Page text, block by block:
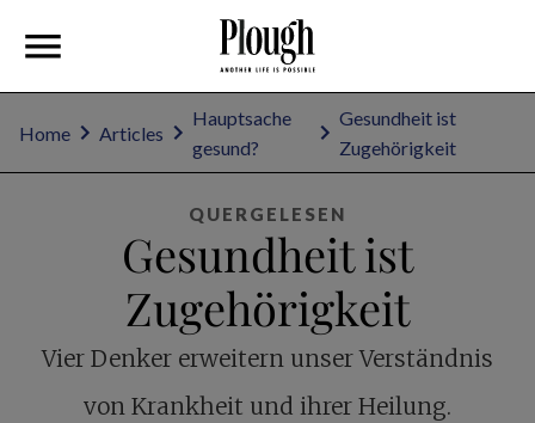
Home Articles
Hauptsache
gesund?
Gesundheit ist
Zugehörigkeit
QUERGELESEN
Gesundheit ist
Zugehörigkeit
Vier Denker erweitern unser Verständnis
von Krankheit und ihrer Heilung.